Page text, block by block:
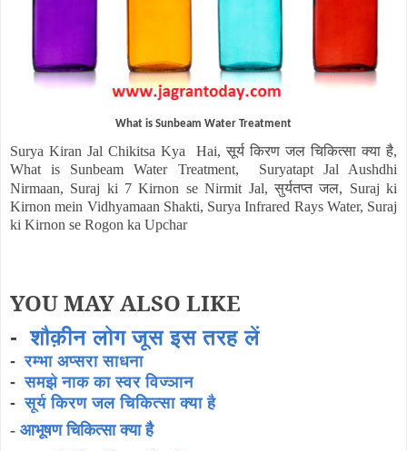
What is Sunbeam Water Treatment
Surya Kiran Jal Chikitsa Kya Hai,सूर्य किरण जल चिकित्सा क्या है,
What is Sunbeam Water Treatment, Suryatapt Jal Aushdhi
Nirmaan, Suraj ki 7 Kirnon se Nirmit Jal,सुर्यतप्त जल, Suraj ki
Kirnon mein Vidhyamaan Shakti, Surya Infrared Rays Water, Suraj
ki Kirnon se Rogon ka Upchar
YOU MAY ALSO LIKE
-शौक़ीन लोग जूस इस तरह लें
-रम्भा अप्सरा साधना
-समझे नाक का स्वर विज्ञान
-सूर्य किरण जल चिकित्सा क्या है
- आभूषण चिकित्सा क्या है